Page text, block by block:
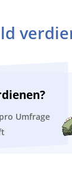
Umfrage